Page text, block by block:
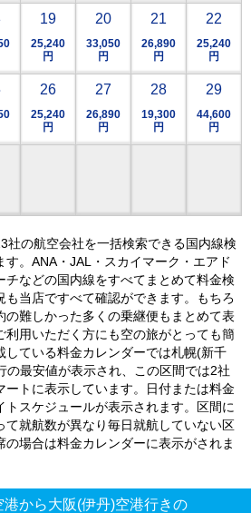
19
25,240
円
20
33,050
円
21
26,890
円
22
25,240
円
26
25,240
円
27
26,890
円
28
19,300
円
29
44,600
円
社の航空会社を一括検索できる国内線検
。ANA・JAL・スカイマーク・エアド
チなどの国内線をすべてまとめて料金検
当店ですべて確認ができます。もちろ
の難しかった多くの乗継便もまとめて表
利用いただく方にも空の旅がとっても簡
している料金カレンダーでは札幌(新千
の最安値が表示され、この区間では2社
ートに表示しています。日付または料金
トスケジュールが表示されます。区間に
て就航数が異なり毎日就航していない区
の場合は料金カレンダーに表示がされま
港から大阪(伊丹)空港行きの